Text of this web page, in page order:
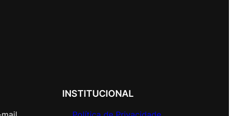
INSTITUCIONAL